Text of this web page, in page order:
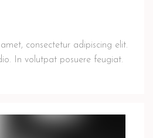
consectetur adipiscing elit.
In volutpat posuere feugiat.